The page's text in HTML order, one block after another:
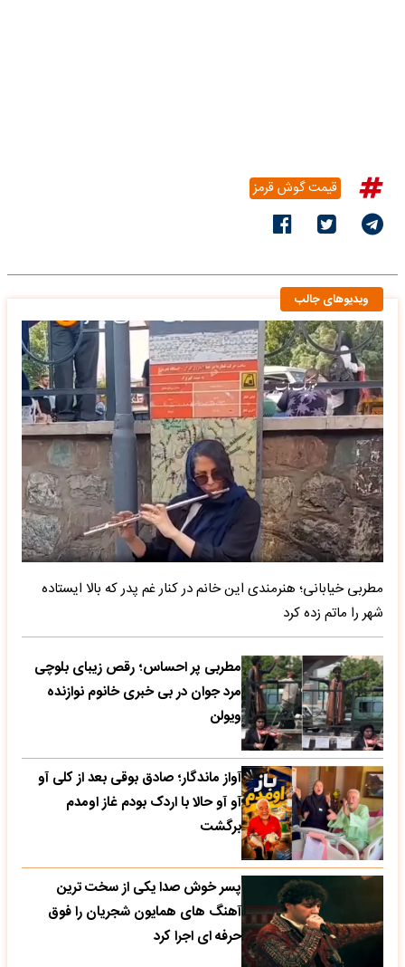
قیمت گوش قرمز
ویدیوهای جالب
مطربی خیابانی؛ هنرمندی این خانم در کنار غم پدر که بالا ایستاده
شهر را ماتم زده کرد
مطربی پر احساس؛ رقص زیبای بلوچی
مرد جوان در بی خبری خانوم نوازنده
ویولن
آواز ماندگار؛ صادق بوقی بعد از کلی آو
آو آو حالا با اردک بودم غاز اومدم
برگشت
پسر خوش صدا یکی از سخت ترین
آهنگ های همایون شجریان را فوق
حرفه ای اجرا کرد